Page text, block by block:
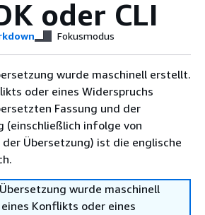
oder CLI
Fokusmodus
wurde maschinell erstellt.
oder eines Widerspruchs
Fassung und der
(einschließlich infolge von
Übersetzung) ist die englische
wurde maschinell
Konflikts oder eines